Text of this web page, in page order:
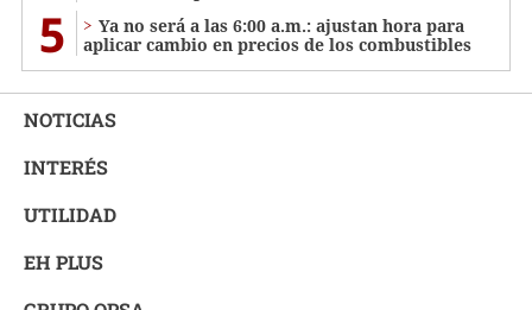
5
Ya no será a las 6:00 a.m.: ajustan hora para
aplicar cambio en precios de los combustibles
NOTICIAS
INTERÉS
UTILIDAD
EH PLUS